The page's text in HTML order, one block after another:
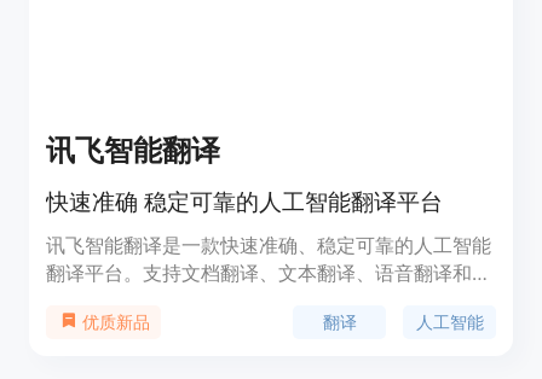
讯飞智能翻译
快速准确 稳定可靠的人工智能翻译平台
讯飞智能翻译是一款快速准确、稳定可靠的人工智能
翻译平台。支持文档翻译、文本翻译、语音翻译和图
原版格式样式和排版，支持文档内图片翻译。覆盖
优质新品 翻译 人工智能